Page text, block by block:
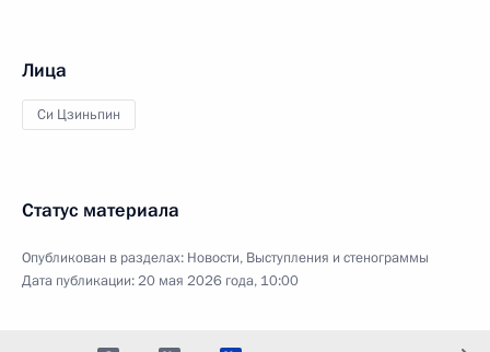
Лица
Си Цзиньпин
Статус материала
Опубликован в разделах: Новости, Выступления и стенограммы
Дата публикации:20 мая 2026 года, 10:00